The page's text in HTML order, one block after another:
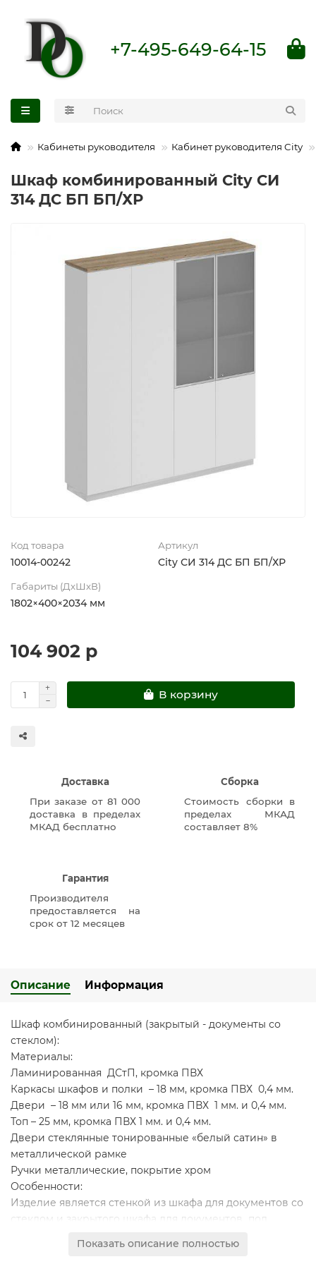
+7-495-649-64-15
Кабинеты руководителя Кабинет руководителя City
Шкаф комбинированный City СИ
314 ДС БП БП/ХР
Код товара
10014-00242
Артикул
City СИ 314 ДС БП БП/ХР
Габариты (ДхШхВ)
1802×400×2034 мм
104 902 р
В корзину
Доставка
При заказе от 81 000
доставка в пределах
МКАД бесплатно
Сборка
Стоимость сборки в
пределах МКАД
составляет 8%
Гарантия
Производителя
предоставляется на
срок от 12 месяцев
Описание Информация
Шкаф комбинированный (закрытый - документы со
стеклом):
Материалы:
Ламинированная ДСтП, кромка ПВХ
Каркасы шкафов и полки – 18 мм, кромка ПВХ 0,4 мм.
Двери – 18 мм или 16 мм, кромка ПВХ 1 мм. и 0,4 мм.
Топ – 25 мм, кромка ПВХ 1 мм. и 0,4 мм.
Двери стеклянные тонированные «белый сатин» в
металлической рамке
Ручки металлические, покрытие хром
Особенности:
Изделие является стенкой из шкафа для документов со
стеклом и закрытого шкафа для документов под
Декоративный зазор между топом и боковыми
Показать описание полностью